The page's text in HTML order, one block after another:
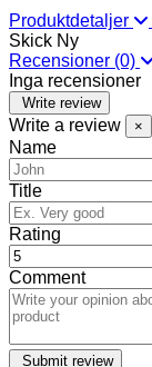
Produktdetaljer
Skick Ny
Recensioner (0)
Inga recensioner
Write review
Write a review ×
Name
Title
Rating
Comment